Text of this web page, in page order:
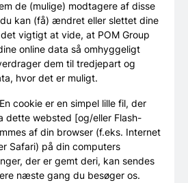
de (mulige) modtagere af disse
kan (få) ændret eller slettet dine
vigtigt at vide, at POM Group
online data så omhyggeligt
dem til tredjepart og
hvor det er muligt.
En cookie er en simpel lille fil, der
dette websted [og/eller Flash-
af din browser (f.eks. Internet
Safari) på din computers
der er gemt deri, kan sendes
næste gang du besøger os.